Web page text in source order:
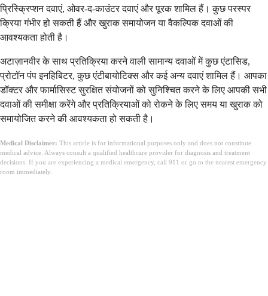
प्रिस्क्रिप्शन दवाएं, ओवर-द-काउंटर दवाएं और पूरक शामिल हैं। कुछ परस्पर
क्रिया गंभीर हो सकती हैं और खुराक समायोजन या वैकल्पिक दवाओं की
आवश्यकता होती है।
अटाज़ानवीर के साथ प्रतिक्रिया करने वाली सामान्य दवाओं में कुछ एंटासिड,
प्रोटॉन पंप इनहिबिटर, कुछ एंटीबायोटिक्स और कई अन्य दवाएं शामिल हैं। आपका
डॉक्टर और फार्मासिस्ट सुरक्षित संयोजनों को सुनिश्चित करने के लिए आपकी सभी
दवाओं की समीक्षा करेंगे और प्रतिक्रियाओं को रोकने के लिए समय या खुराक को
समायोजित करने की आवश्यकता हो सकती है।
Medical Disclaimer: This article is for informational purposes only and does not constitute
medical advice. Always consult a qualified healthcare provider for diagnosis and treatment
decisions. If you are experiencing a medical emergency, call 911 or go to the nearest emergency
room immediately.